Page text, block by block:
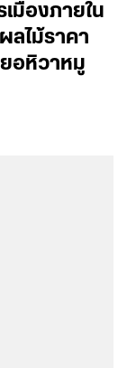
มืองภายใน
ลไม้ราคา
อหิวาหมู